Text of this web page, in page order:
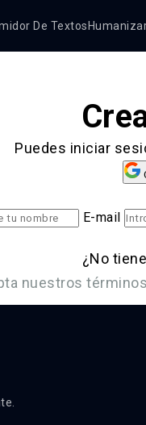
De Textos
Puedes iniciar
E-mail
¿No
nuestros